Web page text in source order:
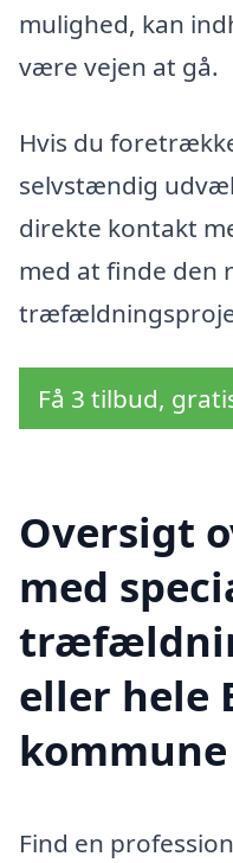
mulighed, kan
være vejen at gå.
Hvis du
selvstændig
direkte kontakt
med at finde den
Få 3 tilbud,
Oversigt
med
eller hele
kommune
Find en